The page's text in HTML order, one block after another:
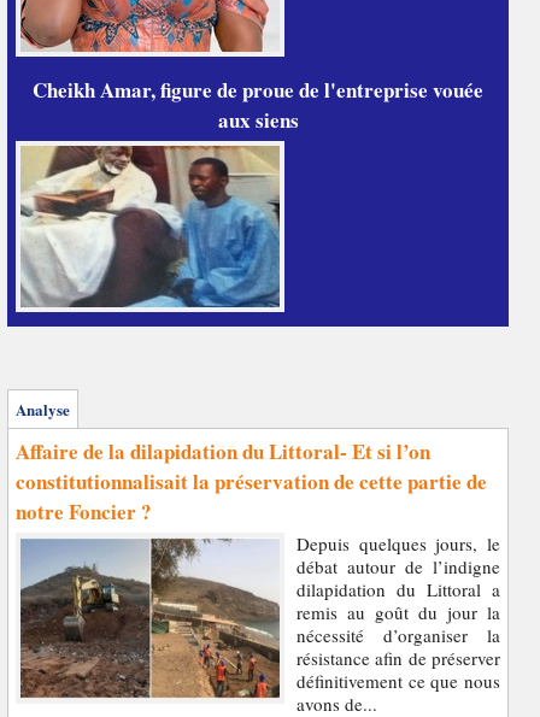
Cheikh Amar, figure de proue de l'entreprise vouée
aux siens
Analyse
Affaire de la dilapidation du Littoral- Et si l’on
constitutionnalisait la préservation de cette partie de
notre Foncier ?
Depuis quelques jours, le
débat autour de l’indigne
dilapidation du Littoral a
remis au goût du jour la
nécessité d’organiser la
résistance afin de préserver
définitivement ce que nous
avons de...